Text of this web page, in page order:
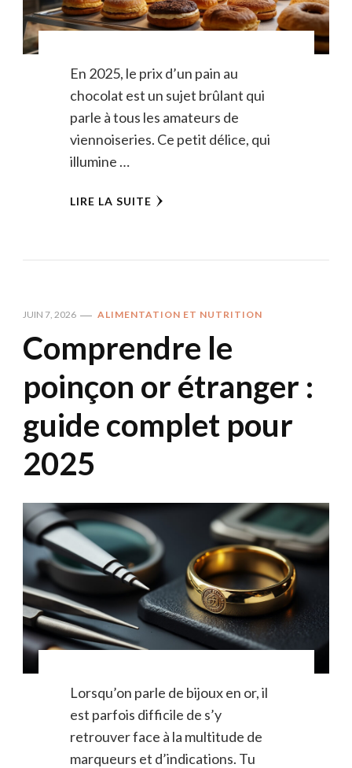
En 2025, le prix d’un pain au
chocolat est un sujet brûlant qui
parle à tous les amateurs de
viennoiseries. Ce petit délice, qui
illumine …
LIRE LA SUITE
JUIN 7, 2026 ALIMENTATION ET NUTRITION
Comprendre le
poinçon or étranger :
guide complet pour
2025
Lorsqu’on parle de bijoux en or, il
est parfois difficile de s’y
retrouver face à la multitude de
marqueurs et d’indications. Tu